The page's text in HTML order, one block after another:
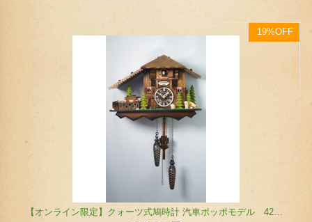
13%OFF
【待望の新作スケルトンモデル】山小屋鳩時計 1日巻 EN240（小型）
77,000 円